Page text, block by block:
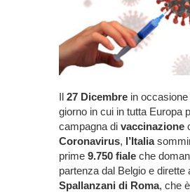
Il 27 Dicembre in occasione
giorno in cui in tutta Europa
campagna di vaccinazione
Coronavirus, l’Italia
prime 9.750 fiale che
partenza dal Belgio e dirette
Spallanzani di Roma, che